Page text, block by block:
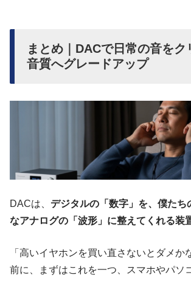
まとめ｜DACで日常の音をク
音質へグレードアップ
DACは、 デジタルの「数字」を、僕たち
なアナログの「波形」に整えてくれる装
「高いイヤホンを買い直さないとダメ
前に、まずはこれを一つ、スマホやパソ